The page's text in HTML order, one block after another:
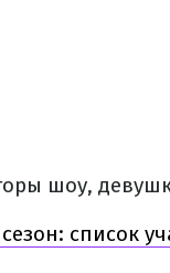
шоу,
список